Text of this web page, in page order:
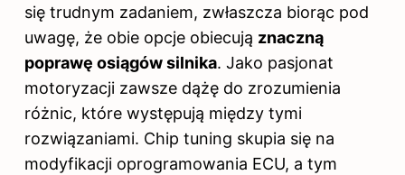
się trudnym zadaniem, zwłaszcza biorąc pod
uwagę, że obie opcje obiecują znaczną
poprawę osiągów silnika. Jako pasjonat
motoryzacji zawsze dążę do zrozumienia
różnic, które występują między tymi
rozwiązaniami. Chip tuning skupia się na
modyfikacji oprogramowania ECU, a tym